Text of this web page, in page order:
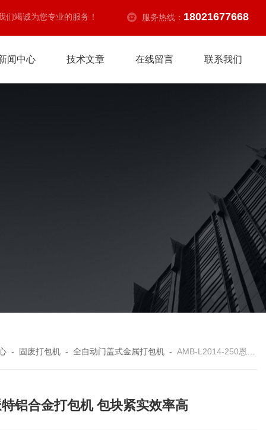
们竭诚为您专业的服务！ 服务热线： 18021677668
闻中心 技术文章 在线留言 联系我们
- 固废打包机 -全自动门盖式金属打包机 -AMB-L2014-250恩派特铝合金打包机 包块紧实效率高
铝合金打包机 包块紧实效率高